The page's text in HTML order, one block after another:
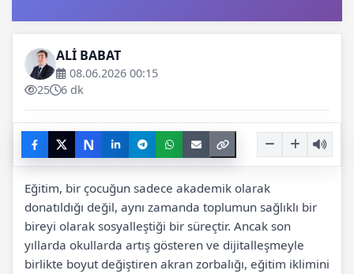
ALİ BABAT
08.06.2026 00:15
25
6 dk
N
Eğitim, bir çocuğun sadece akademik olarak
donatıldığı değil, aynı zamanda toplumun sağlıklı bir
bireyi olarak sosyalleştiği bir süreçtir. Ancak son
yıllarda okullarda artış gösteren ve dijitalleşmeyle
birlikte boyut değiştiren akran zorbalığı, eğitim iklimini